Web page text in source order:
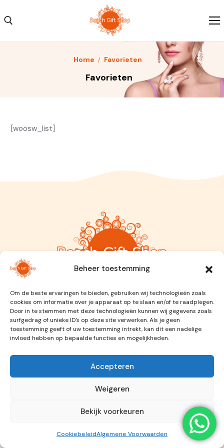
Beheer toestemming
Om de beste ervaringen te bieden, gebruiken wij technologieën zoals
cookies om informatie over je apparaat op te slaan en/of te raadplegen.
Door in te stemmen met deze technologieën kunnen wij gegevens zoals
surfgedrag of unieke ID's op deze site verwerken. Als je geen
toestemming geeft of uw toestemming intrekt, kan dit een nadelige
invloed hebben op bepaalde functies en mogelijkheden.
Accepteren
Weigeren
Bekijk voorkeuren
CookiebeleidAlgemene Voorwaarden
Contact
Home Favorieten
Favorieten
[woosw_list]
Winkelen
Mijn account
Favorieten
Bestel geschiedenis
Informatie
FAQ